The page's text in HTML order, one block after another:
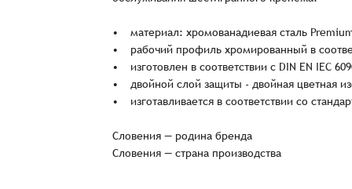
Заказ успешно
• материал: хромованадиевая сталь
• рабочий профиль хромированный в
• изготовлен в соответствии с DIN EN IEC
• двойной слой защиты - двойная цветная
• изготавливается в соответствии со
Словения — родина бренда
Словения — страна производства